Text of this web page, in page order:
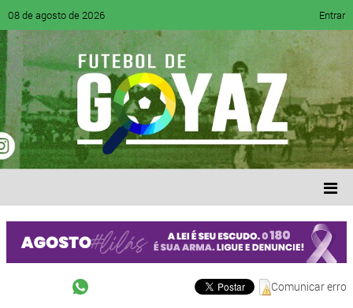
08 de agosto de 2026 Entrar
Comunicar erro